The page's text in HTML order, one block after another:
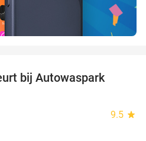
bij Autowaspark
9.5 star